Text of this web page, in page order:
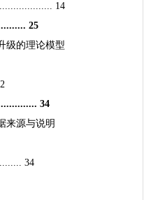
14
25
级的理论模型
34
来源与说明
34